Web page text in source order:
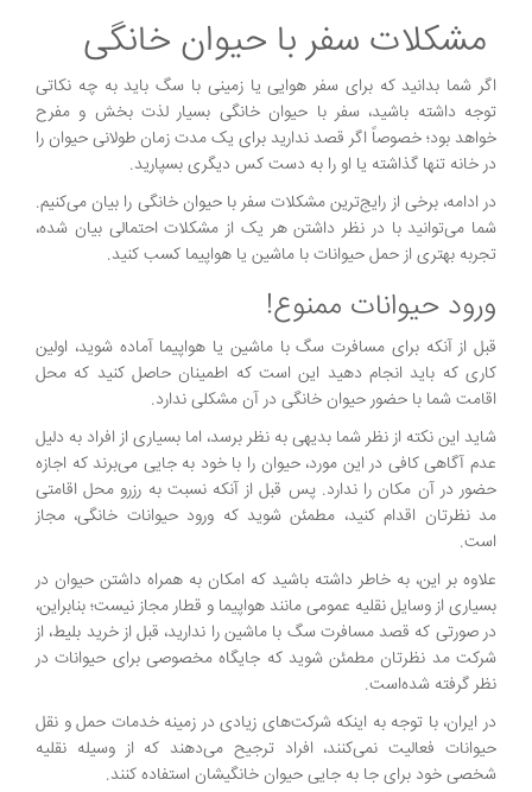
مشکلات سفر با حیوان خانگی
اگر شما بدانید که برای سفر هوایی یا زمینی با سگ باید به چه نکاتی
توجه داشته باشید، سفر با حیوان خانگی بسیار لذت بخش و مفرح
خواهد بود؛ خصوصاً اگر قصد ندارید برای یک مدت زمان طولانی حیوان را
در خانه تنها گذاشته یا او را به دست کس دیگری بسپارید.
در ادامه، برخی از رایج‌ترین مشکلات سفر با حیوان خانگی را بیان می‌کنیم.
شما می‌توانید با در نظر داشتن هر یک از مشکلات احتمالی بیان شده،
تجربه بهتری از حمل حیوانات با ماشین یا هواپیما کسب کنید.
ورود حیوانات ممنوع!
قبل از آنکه برای مسافرت سگ با ماشین یا هواپیما آماده شوید، اولین
کاری که باید انجام دهید این است که اطمینان حاصل کنید که محل
اقامت شما با حضور حیوان خانگی در آن مشکلی ندارد.
شاید این نکته از نظر شما بدیهی به نظر برسد، اما بسیاری از افراد به دلیل
عدم آگاهی کافی در این مورد، حیوان را با خود به جایی می‌برند که اجازه
حضور در آن مکان را ندارد. پس قبل از آنکه نسبت به رزرو محل اقامتی
مد نظرتان اقدام کنید، مطمئن شوید که ورود حیوانات خانگی، مجاز
است.
علاوه بر این، به خاطر داشته باشید که امکان به همراه داشتن حیوان در
بسیاری از وسایل نقلیه عمومی مانند هواپیما و قطار مجاز نیست؛ بنابراین،
در صورتی که قصد مسافرت سگ با ماشین را ندارید، قبل از خرید بلیط، از
شرکت مد نظرتان مطمئن شوید که جایگاه مخصوصی برای حیوانات در
نظر گرفته شده‌است.
در ایران، با توجه به اینکه شرکت‌های زیادی در زمینه خدمات حمل و نقل
حیوانات فعالیت نمی‌کنند، افراد ترجیح می‌دهند که از وسیله نقلیه
شخصی خود برای جا به جایی حیوان خانگیشان استفاده کنند.